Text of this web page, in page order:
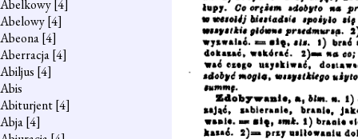
Abelkowy[4]
Abelowy[4]
Abeona[4]
Aberracja[4]
Abiljus [4]
Abis
Abiturjent[4]
Abja[4]